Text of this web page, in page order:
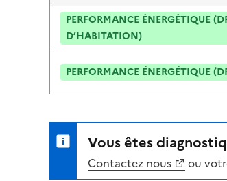
PERFORMANCE ÉNERGÉTIQUE
D’HABITATION)
PERFORMANCE ÉNERGÉTIQUE
Vous êtes
Contactez nous ou